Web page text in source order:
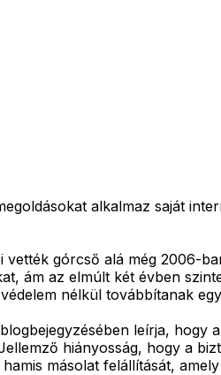
alkalmaz saját
górcső alá még 2006-
ám az elmúlt két évben
nélkül továbbítanak
leírja, hogy
hiányosság, hogy a
másolat felállítását,